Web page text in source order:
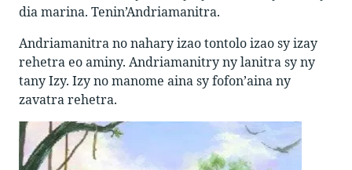
dia marina. Tenin’Andriamanitra.
Andriamanitra no nahary izao tontolo izao sy izay
rehetra eo aminy. Andriamanitry ny lanitra sy ny
tany Izy. Izy no manome aina sy fofon’aina ny
zavatra rehetra.